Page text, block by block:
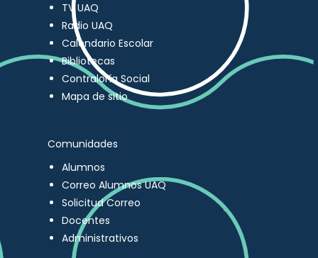
TV UAQ
Radio UAQ
Calendario Escolar
Bibliotecas
Contraloría Social
Mapa de sitio
Comunidades
Alumnos
Correo Alumnos UAQ
Solicitud Correo
Docentes
Administrativos